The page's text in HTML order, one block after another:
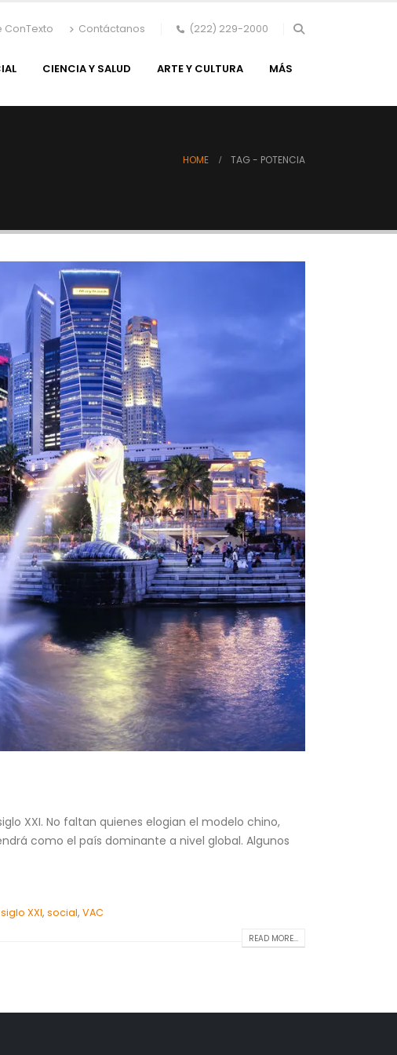
ConTexto Contáctanos (222) 229-2000
CIENCIA Y SALUD ARTE Y CULTURA MÁS
HOME TAG - POTENCIA
XXI. No faltan quienes elogian el modelo chino,
como el país dominante a nivel global. Algunos
siglo XXI, social, VAC
READ MORE...